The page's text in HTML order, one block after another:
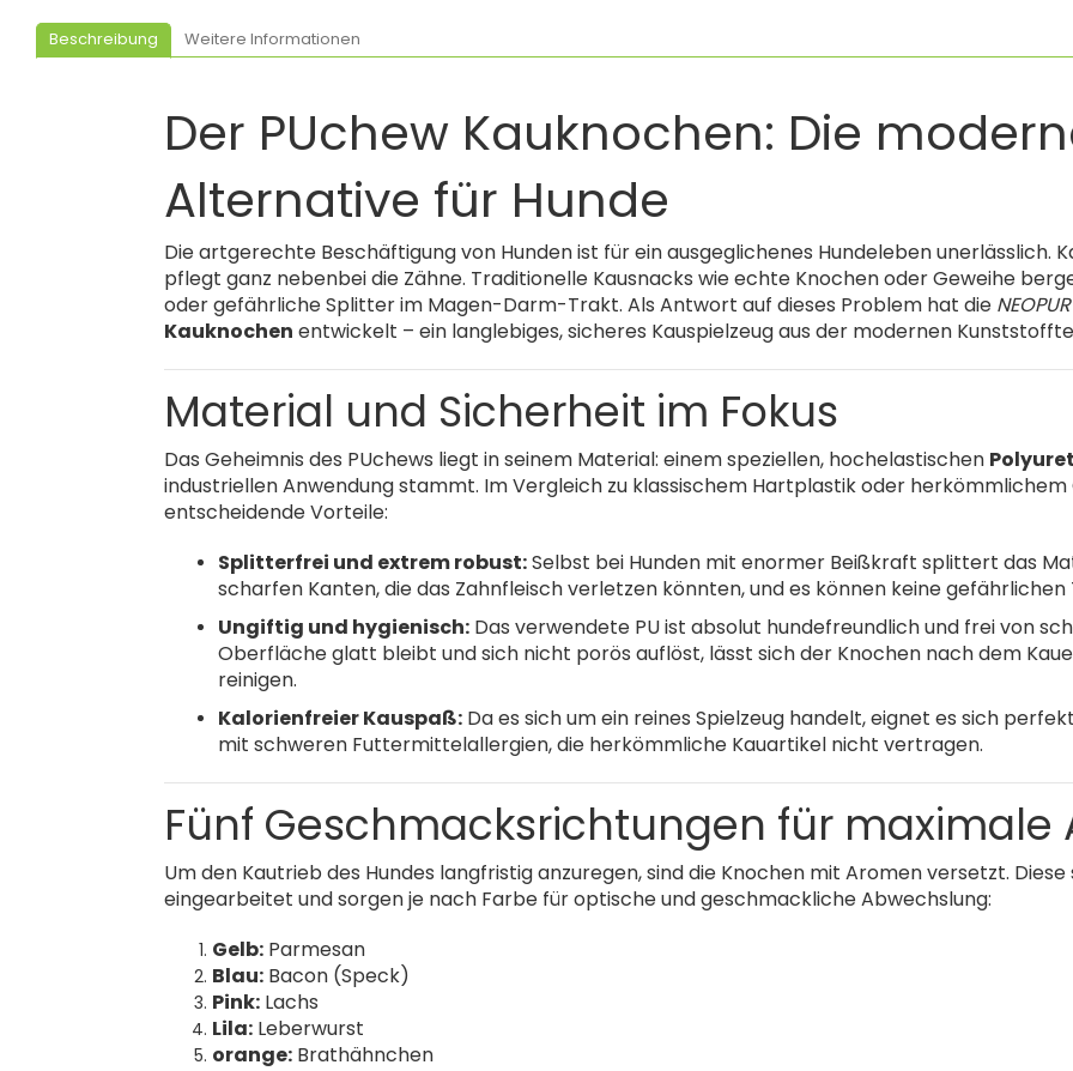
Beschreibung Weitere Informationen
Der PUchew Kauknochen: Die
Alternative für Hunde
Die artgerechte Beschäftigung von Hunden ist für ein ausgeglichenes Hundeleben unerlässlich.
pflegt ganz nebenbei die Zähne. Traditionelle Kausnacks wie echte Knochen oder Geweihe
oder gefährliche Splitter im Magen-Darm-Trakt. Als Antwort auf dieses Problem hat die
Kauknochen entwickelt – ein langlebiges, sicheres Kauspielzeug aus der modernen
Material und Sicherheit im Fokus
Das Geheimnis des PUchews liegt in seinem Material: einem speziellen, hochelastischen
industriellen Anwendung stammt. Im Vergleich zu klassischem Hartplastik oder
entscheidende Vorteile:
Splitterfrei und extrem robust:Selbst bei Hunden mit enormer Beißkraft splittert das
scharfen Kanten, die das Zahnfleisch verletzen könnten, und es können keine
Ungiftig und hygienisch: Das verwendete PU ist absolut hundefreundlich und frei von
Oberfläche glatt bleibt und sich nicht porös auflöst, lässt sich der Knochen nach dem
reinigen.
Kalorienfreier Kauspaß: Da es sich um ein reines Spielzeug handelt, eignet es sich
mit schweren Futtermittelallergien, die herkömmliche Kauartikel nicht vertragen.
Fünf Geschmacksrichtungen für maximale
Um den Kautrieb des Hundes langfristig anzuregen, sind die Knochen mit Aromen versetzt.
eingearbeitet und sorgen je nach Farbe für optische und geschmackliche Abwechslung:
Gelb: Parmesan
Blau: Bacon (Speck)
Pink: Lachs
Lila: Leberwurst
orange: Brathähnchen